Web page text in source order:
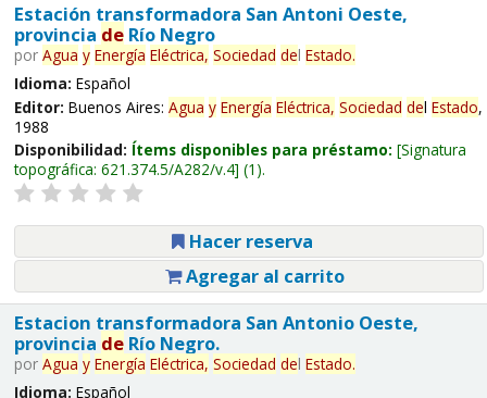
Estación transformadora San Antoni Oeste,
provincia deRío Negro
por Agua y Energía Eléctrica, Sociedad del Estado.
Idioma: Español
Editor: Buenos Aires: Agua y Energía Eléctrica, Sociedad del Estado,
1988
Disponibilidad: Ítems disponibles para préstamo: Signatura
topográfica: 621.374.5/A282/v.4 (1).
Hacer reserva
Agregar al carrito
Estacion transformadora San Antonio Oeste,
provincia deRío Negro.
por Agua y Energía Eléctrica, Sociedad del Estado.
Idioma: Español